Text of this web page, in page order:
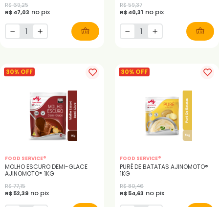
R$ 69,25
R$ 47,03 no pix
R$ 59,37
R$ 40,31 no pix
30% OFF
FOOD SERVICE®
MOLHO ESCURO DEMI-GLACE
AJINOMOTO® 1KG
R$ 77,15
R$ 52,39 no pix
30% OFF
FOOD SERVICE®
PURÊ DE BATATAS AJINOMOTO®
1KG
R$ 80,46
R$ 54,63 no pix